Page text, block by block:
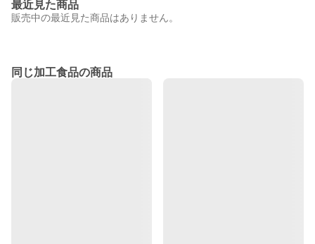
最近見た商品
販売中の最近見た商品はありません。
同じ加工食品の商品